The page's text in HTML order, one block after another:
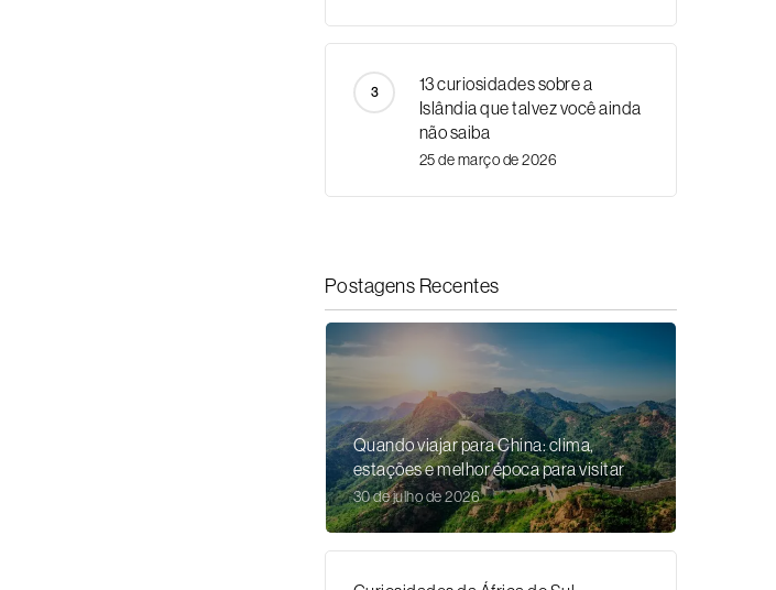
13 curiosidades sobre a
Islândia que talvez você ainda
não saiba
25 de março de 2026
Postagens Recentes
Quando viajar para China: clima,
estações e melhor época para visitar
30 de julho de 2026